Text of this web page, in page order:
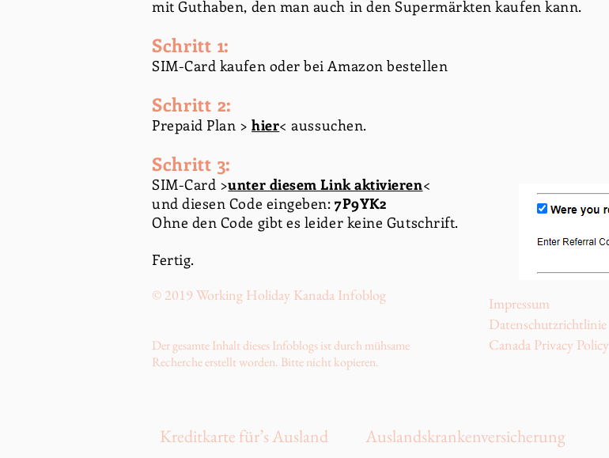
mit Guthaben, den man auch in den Supermärkten kaufen kann.
Schritt 1:
SIM-Card kaufen oder bei Amazon bestellen
Schritt 2:
Prepaid Plan >hier< aussuchen.
Schritt 3:
SIM-Card >unter diesem Link aktivieren<
und diesen Code eingeben:7P9YK2
Ohne den Code gibt es leider keine Gutschrift.
Fertig.
© 2019 Working Holiday Kanada Infoblog
Der gesamte Inhalt dieses Infoblogs ist durch mühsame
Recherche erstellt worden. Bitte nicht kopieren.
Impressum
Datenschutzrichtlinie
Canada Privacy Policy
Kreditkarte für’s Ausland Auslandskrankenversicherung